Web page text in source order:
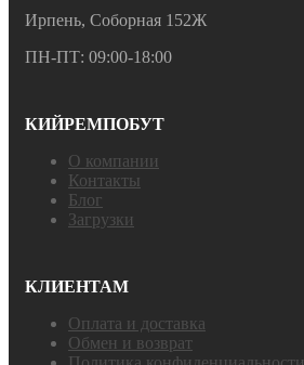
Ирпень, Соборная 152Ж
ПН-ПТ: 09:00-18:00
КИЙРЕМПОБУТ
О компании
Контакты
Блог
Загрузки
КЛИЕНТАМ
Оплата и доставка
Обмен и возврат